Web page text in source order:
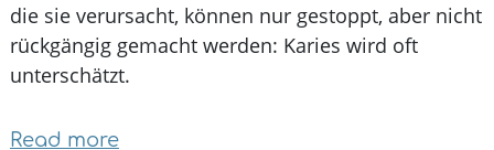
die sie verursacht, können nur gestoppt, aber
rückgängig gemacht werden: Karies wird oft
unterschätzt.
Read more